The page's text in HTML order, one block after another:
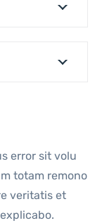
error sit volu
totam remono
veritatis et